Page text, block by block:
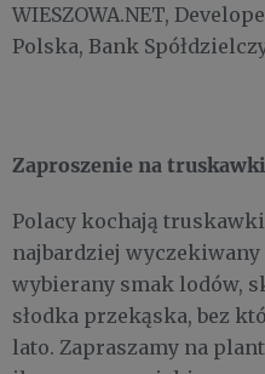
WIESZOWA.NET,
Polska, Bank
Zaproszenie na truskawki
Polacy kochają
najbardziej wyczekiwany
wybierany smak lodów,
słodka przekąska, bez
lato. Zapraszamy na